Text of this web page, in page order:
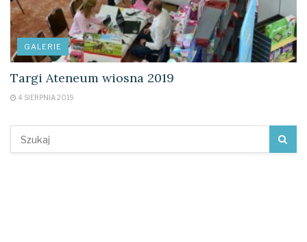
GALERIE
Targi Ateneum wiosna 2019
4 SIERPNIA 2019